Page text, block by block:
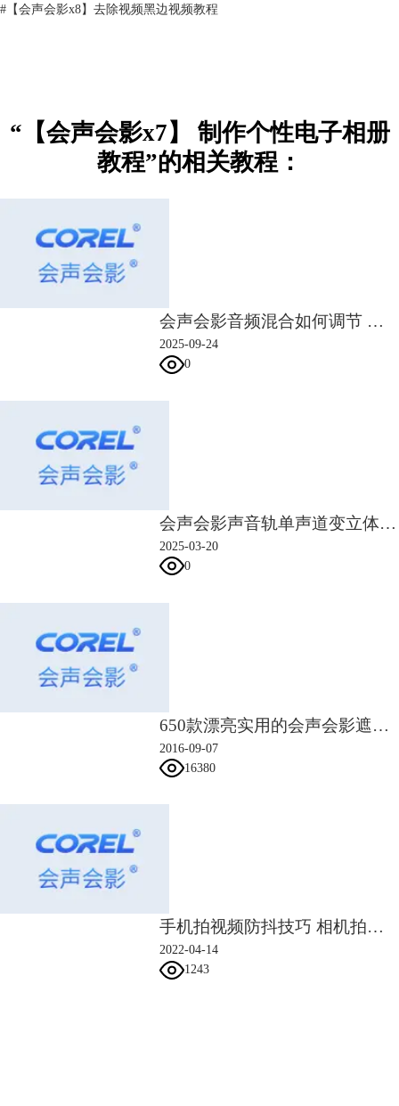
# 【会声会影x8】去除视频黑边视频教程
“【会声会影x7】 制作个性电子相册
教程”的相关教程：
会声会影音频混合如何调节 会声会影音频混合声道平衡调整
2025-09-24
0
会声会影声音轨单声道变立体声 会声会影音频轨道如何调节声音
2025-03-20
0
650款漂亮实用的会声会影遮罩素材
2016-09-07
16380
手机拍视频防抖技巧 相机拍视频怎么防抖
2022-04-14
1243